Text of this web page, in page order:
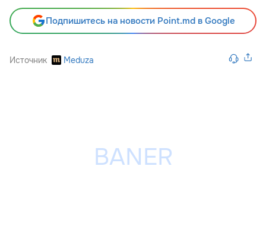
Подпишитесь на новости Point.md в Google
Источник Meduza